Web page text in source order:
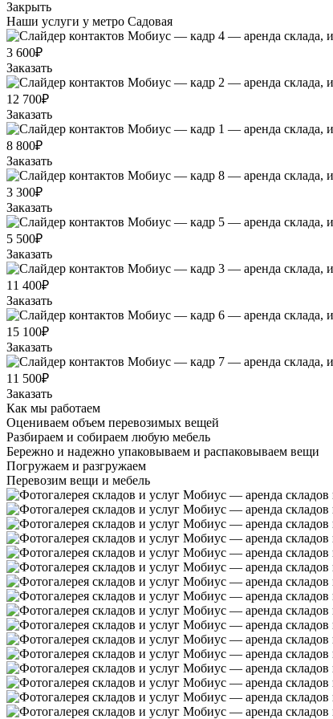
Закрыть
Наши услуги у метро Садовая
3 600₽
Заказать
12 700₽
Заказать
8 800₽
Заказать
3 300₽
Заказать
5 500₽
Заказать
11 400₽
Заказать
15 100₽
Заказать
11 500₽
Заказать
Как мы работаем
Оцениваем объем перевозимых вещей
Разбираем и собираем любую мебель
Бережно и надежно упаковываем и распаковываем вещи
Погружаем и разгружаем
Перевозим вещи и мебель